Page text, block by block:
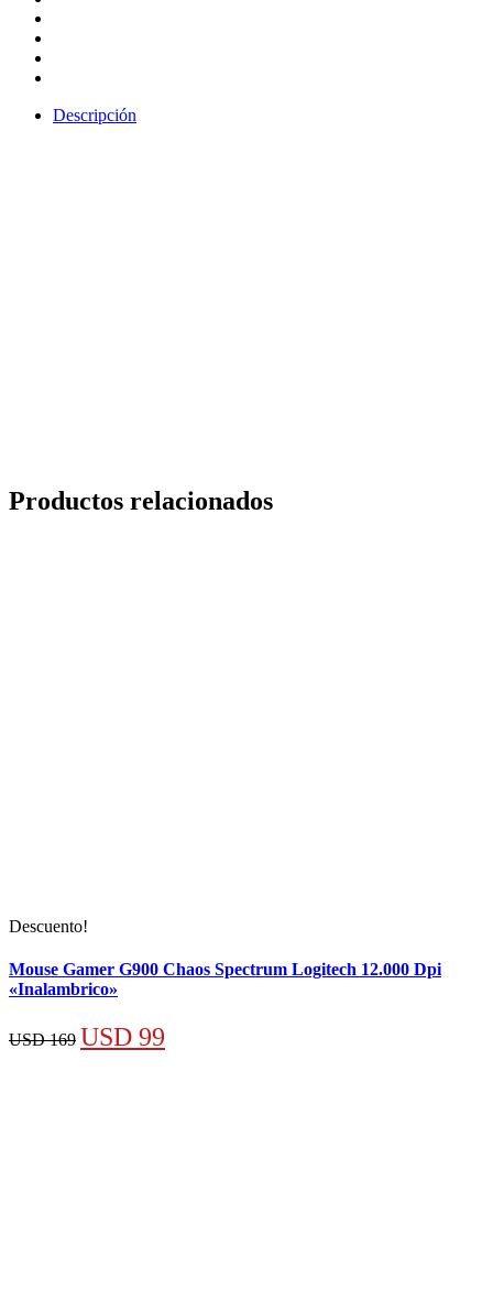
Descripción
Productos relacionados
Descuento!
Mouse Gamer G900 Chaos Spectrum Logitech 12.000 Dpi
«Inalambrico»
USD169 El
USD 99